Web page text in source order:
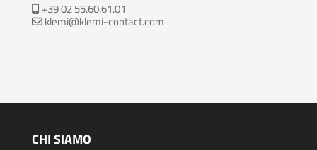
+39 02 55.60.61.01
klemi@klemi-contact.com
CHI SIAMO